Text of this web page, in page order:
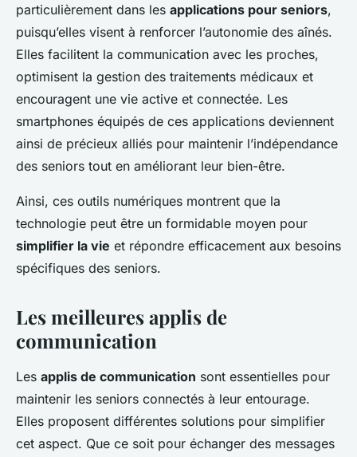
particulièrement dans les applications pour seniors,
puisqu’elles visent à renforcer l’autonomie des aînés.
Elles facilitent la communication avec les proches,
optimisent la gestion des traitements médicaux et
encouragent une vie active et connectée. Les
smartphones équipés de ces applications deviennent
ainsi de précieux alliés pour maintenir l’indépendance
des seniors tout en améliorant leur bien-être.
Ainsi, ces outils numériques montrent que la
technologie peut être un formidable moyen pour
simplifier la vie et répondre efficacement aux besoins
spécifiques des seniors.
Les meilleures applis de
communication
Les applis de communication sont essentielles pour
maintenir les seniors connectés à leur entourage.
Elles proposent différentes solutions pour simplifier
cet aspect. Que ce soit pour échanger des messages